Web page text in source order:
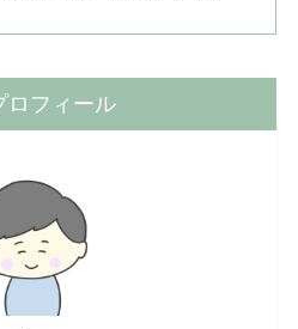
ロフィール